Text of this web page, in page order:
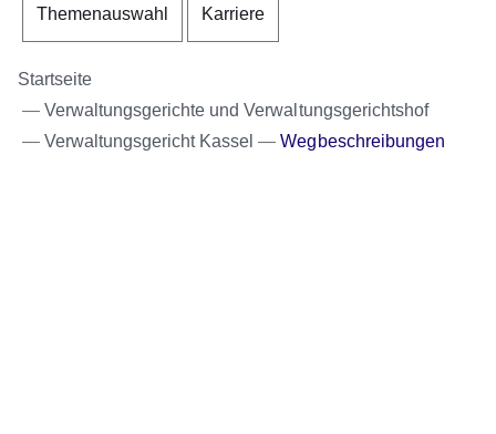
Themenauswahl Karriere
Startseite
Verwaltungsgerichte und Verwaltungsgerichtshof
Verwaltungsgericht Kassel
Wegbeschreibungen